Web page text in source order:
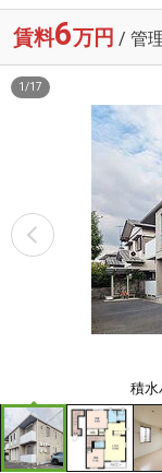
賃料6万円 / 管
積水
1 /17